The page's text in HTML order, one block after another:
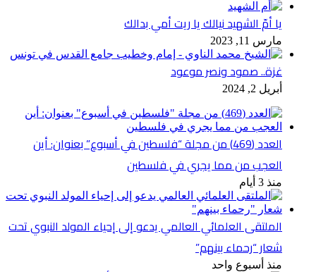
يا أمّ الشهيد نيالك يا ريت أمي بدالك
مارس 11, 2023
غزة.. صمود ونصر موعود
أبريل 2, 2024
العدد (469) من مجلة “فلسطين في أسبوع” بعنوان: أين
العجب من مما يجري في فلسطين
منذ 3 أيام
الملتقى العلمائي العالمي يدعو إلى إحياء المولد النبوي تحت
شعار “رحماء بينهم”
منذ أسبوع واحد